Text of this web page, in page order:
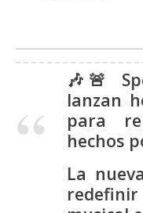
l
🎶🚨
lanzan
para
hechos
La